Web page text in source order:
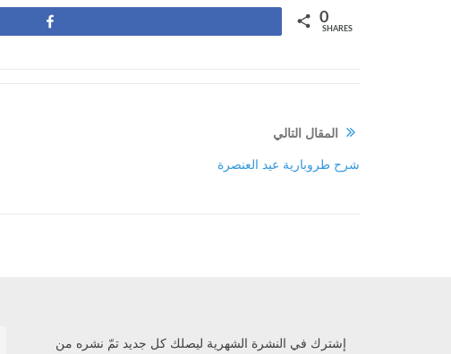
0
SHARES
المقال التالي
شرح طروبارية عيد العنصرة
إشترك في النشرة الشهرية ليصلك كل جديد تمّ نشره من